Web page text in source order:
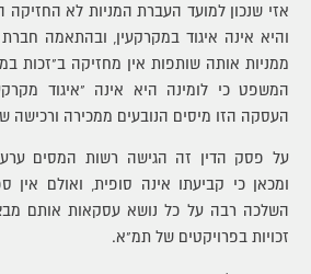
אזי שנכון למועד העברת המניות לא
ממניות אותה שותפות אין מחזיקה ב"זכות
המשפט כי לומינה היא אינה "איגוד
העסקה הזו מיסים הנובעים ממכירה ורכישה
על פסק הדין זה הגישה רשות המסים
ומכאן כי קביעתו אינה סופית, ואולם
השלכה רבה על כל נושא עסקאות אותם
זכויות בפרויקטים של תמ"א.